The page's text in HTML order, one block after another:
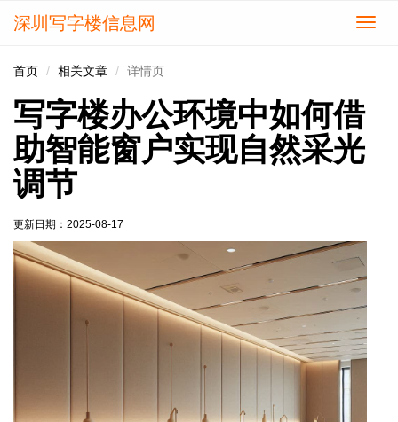
切
深圳写字楼信息网
首页 相关文章 详情页
写字楼办公环境中如何借
助智能窗户实现自然采光
调节
更新日期： 2025-08-17